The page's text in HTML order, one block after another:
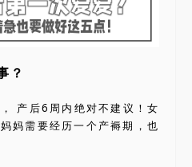
？
产后6周内绝对不建议！女
妈需要经历一个产褥期，也